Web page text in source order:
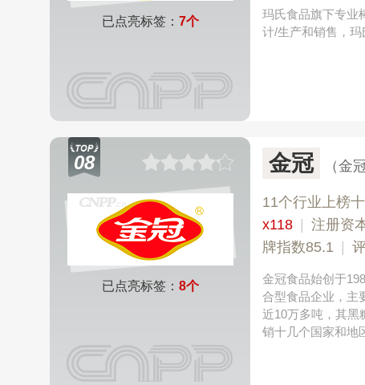
已点亮标签： 7个
玛氏食品旗下专业
计/生产和销售，玛
08
已点亮标签： 8个
金冠 （金
11个行业上榜
x118
注册资
牌指数85.1
金冠食品始创于
合型食品企业，主
近10万多吨，其黑
销十几个国家和地